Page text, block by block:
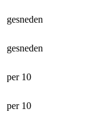
gesneden
gesneden
per 10
per 10